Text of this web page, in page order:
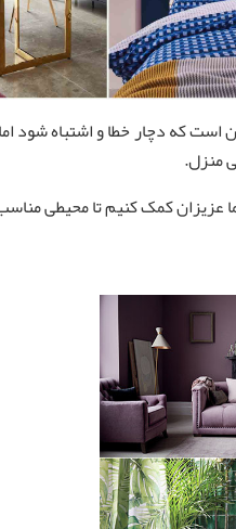
دچار خطا و اشتباه شود اما
منزل.
کمک کنیم تا محیطی